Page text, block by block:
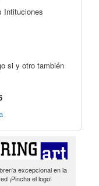
Intituciones
si y otro también
excepcional en la
¡Pincha el logo!